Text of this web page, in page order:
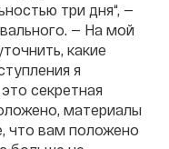
три дня“, —
— На мой
какие
я
секретная
материалы
что вам положено